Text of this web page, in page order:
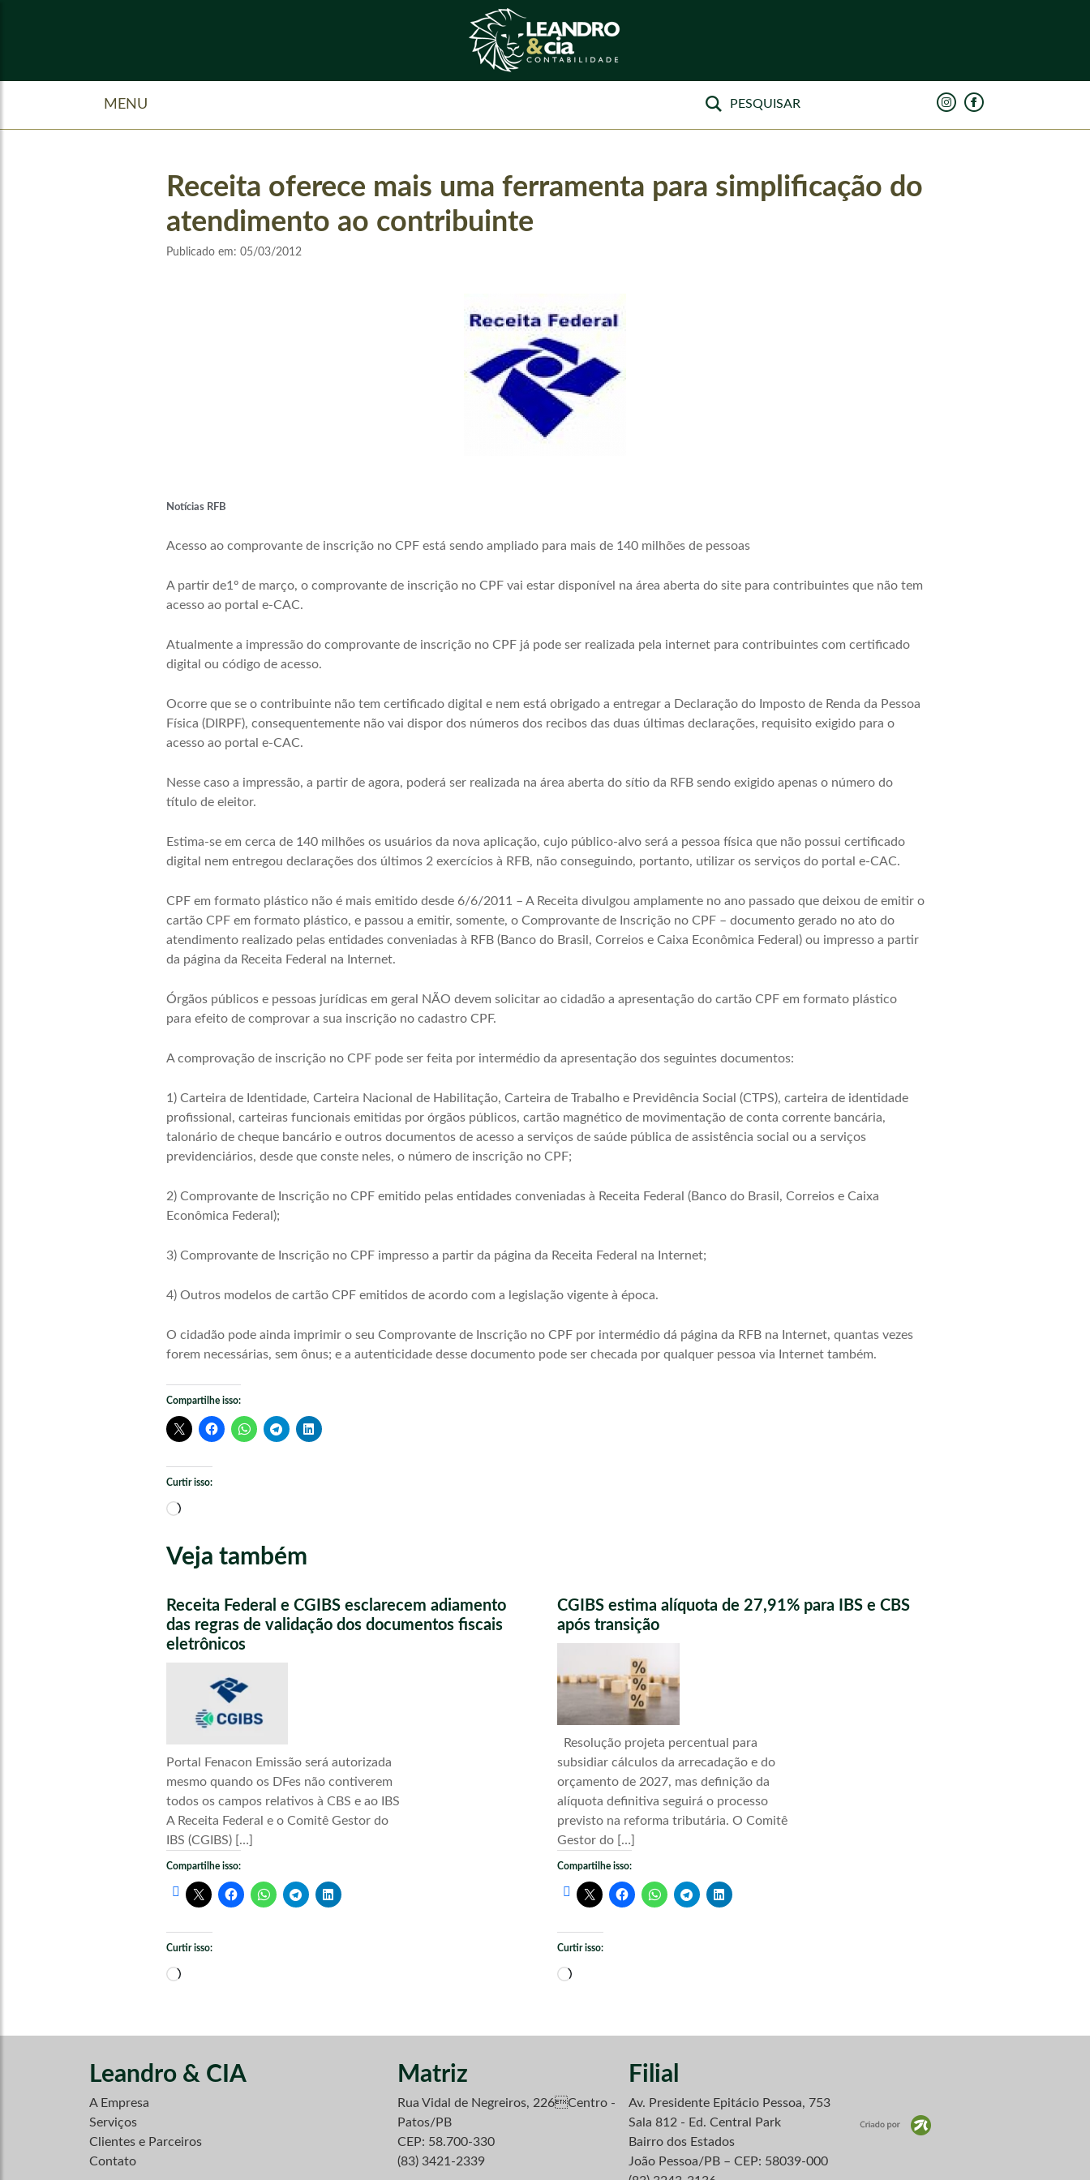
MENU
Receita oferece mais uma ferramenta para simplificação do
atendimento ao contribuinte
Publicado em: 05/03/2012
Notícias RFB
Acesso ao comprovante de inscrição no CPF está sendo ampliado para mais de 140 milhões de pessoas
A partir de1º de março, o comprovante de inscrição no CPF vai estar disponível na área aberta do site para contribuintes que não tem
acesso ao portal e-CAC.
Atualmente a impressão do comprovante de inscrição no CPF já pode ser realizada pela internet para contribuintes com certificado
digital ou código de acesso.
Ocorre que se o contribuinte não tem certificado digital e nem está obrigado a entregar a Declaração do Imposto de Renda da Pessoa
Física (DIRPF), consequentemente não vai dispor dos números dos recibos das duas últimas declarações, requisito exigido para o
acesso ao portal e-CAC.
Nesse caso a impressão, a partir de agora, poderá ser realizada na área aberta do sítio da RFB sendo exigido apenas o número do
título de eleitor.
Estima-se em cerca de 140 milhões os usuários da nova aplicação, cujo público-alvo será a pessoa física que não possui certificado
digital nem entregou declarações dos últimos 2 exercícios à RFB, não conseguindo, portanto, utilizar os serviços do portal e-CAC.
CPF em formato plástico não é mais emitido desde 6/6/2011 – A Receita divulgou amplamente no ano passado que deixou de emitir o
cartão CPF em formato plástico, e passou a emitir, somente, o Comprovante de Inscrição no CPF – documento gerado no ato do
atendimento realizado pelas entidades conveniadas à RFB (Banco do Brasil, Correios e Caixa Econômica Federal) ou impresso a partir
da página da Receita Federal na Internet.
Órgãos públicos e pessoas jurídicas em geral NÃO devem solicitar ao cidadão a apresentação do cartão CPF em formato plástico
para efeito de comprovar a sua inscrição no cadastro CPF.
A comprovação de inscrição no CPF pode ser feita por intermédio da apresentação dos seguintes documentos:
1) Carteira de Identidade, Carteira Nacional de Habilitação, Carteira de Trabalho e Previdência Social (CTPS), carteira de identidade
profissional, carteiras funcionais emitidas por órgãos públicos, cartão magnético de movimentação de conta corrente bancária,
talonário de cheque bancário e outros documentos de acesso a serviços de saúde pública de assistência social ou a serviços
previdenciários, desde que conste neles, o número de inscrição no CPF;
2) Comprovante de Inscrição no CPF emitido pelas entidades conveniadas à Receita Federal (Banco do Brasil, Correios e Caixa
Econômica Federal);
3) Comprovante de Inscrição no CPF impresso a partir da página da Receita Federal na Internet;
4) Outros modelos de cartão CPF emitidos de acordo com a legislação vigente à época.
O cidadão pode ainda imprimir o seu Comprovante de Inscrição no CPF por intermédio dá página da RFB na Internet, quantas vezes
forem necessárias, sem ônus; e a autenticidade desse documento pode ser checada por qualquer pessoa via Internet também.
Compartilhe isso:
Curtir isso:
Carregando...
Veja também
Receita Federal e CGIBS esclarecem adiamento
das regras de validação dos documentos fiscais
eletrônicos
Portal Fenacon Emissão será autorizada
mesmo quando os DFes não contiverem
todos os campos relativos à CBS e ao IBS
A Receita Federal e o Comitê Gestor do
IBS (CGIBS) […]
Compartilhe isso:
Curtir isso:
Carregando...
CGIBS estima alíquota de 27,91% para IBS e CBS
após transição
Resolução projeta percentual para
subsidiar cálculos da arrecadação e do
orçamento de 2027, mas definição da
alíquota definitiva seguirá o processo
previsto na reforma tributária. O Comitê
Gestor do […]
Compartilhe isso:
Curtir isso:
Carregando...
Leandro & CIA
A Empresa
Serviços
Clientes e Parceiros
Contato
Matriz
Rua Vidal de Negreiros, 226Centro -
Patos/PB
CEP: 58.700-330
(83) 3421-2339
Filial
Av. Presidente Epitácio Pessoa, 753
Sala 812 - Ed. Central Park
Bairro dos Estados
João Pessoa/PB – CEP: 58039-000